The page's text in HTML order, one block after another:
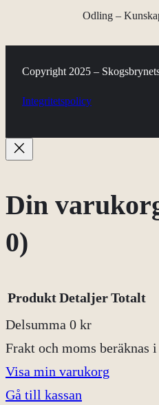
Odling –
Copyright 2025 –
Integritetspolicy
Din
0)
Produkter
i
ProduktDetaljerTotalt
Delsumma 0 kr
Frakt och moms beräknas i
Visa min varukorg
Gå till kassan